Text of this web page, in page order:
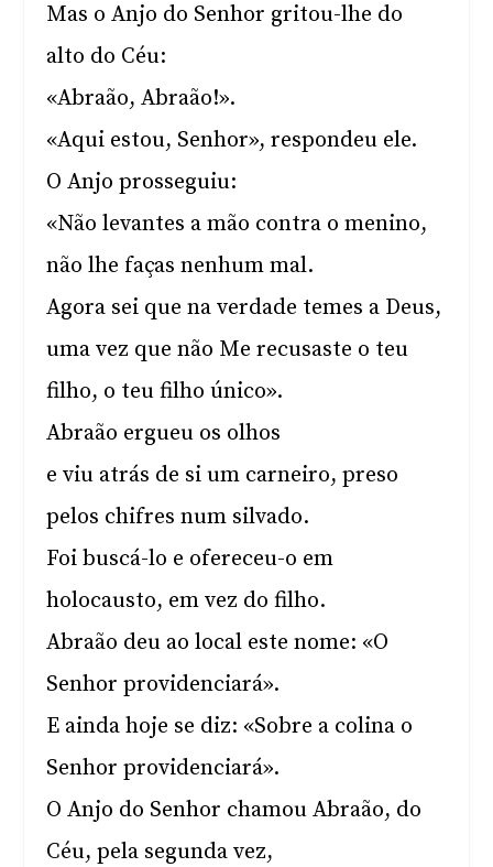
Mas o Anjo do Senhor gritou-lhe do
alto do Céu:
«Abraão, Abraão!».
«Aqui estou, Senhor», respondeu ele.
O Anjo prosseguiu:
«Não levantes a mão contra o menino,
não lhe faças nenhum mal.
Agora sei que na verdade temes a Deus,
uma vez que não Me recusaste o teu
filho, o teu filho único».
Abraão ergueu os olhos
e viu atrás de si um carneiro, preso
pelos chifres num silvado.
Foi buscá-lo e ofereceu-o em
holocausto, em vez do filho.
Abraão deu ao local este nome: «O
Senhor providenciará».
E ainda hoje se diz: «Sobre a colina o
Senhor providenciará».
O Anjo do Senhor chamou Abraão, do
Céu, pela segunda vez,